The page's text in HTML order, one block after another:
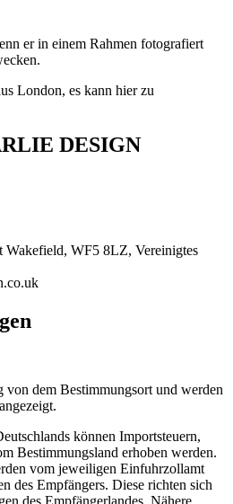
er in einem Rahmen fotografiert
London, es kann hier zu
DESIGN
Wakefield, WF5 8LZ, Vereinigtes
von dem Bestimmungsort und werden
können Importsteuern,
Bestimmungsland erhoben werden.
vom jeweiligen Einfuhrzollamt
des Empfängers. Diese richten sich